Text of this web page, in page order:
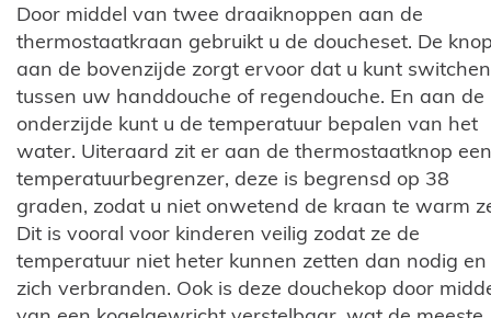
Door middel van twee draaiknoppen aan de
thermostaatkraan gebruikt u de doucheset. De
aan de bovenzijde zorgt ervoor dat u kunt switchen
tussen uw handdouche of regendouche. En aan de
onderzijde kunt u de temperatuur bepalen van het
water. Uiteraard zit er aan de thermostaatknop een
temperatuurbegrenzer, deze is begrensd op 38
graden, zodat u niet onwetend de kraan te warm
Dit is vooral voor kinderen veilig zodat ze de
temperatuur niet heter kunnen zetten dan nodig en
zich verbranden. Ook is deze douchekop door